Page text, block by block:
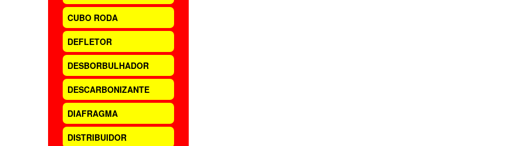
CUBO RODA
DEFLETOR
DESBORBULHADOR
DESCARBONIZANTE
DIAFRAGMA
DISTRIBUIDOR